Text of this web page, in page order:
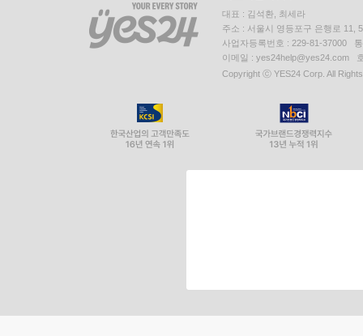
대표 : 김석환, 최세라
주소 : 서울시 영등포구 은행로 11,
사업자등록번호 : 229-81-37000
이메일 : yes24help@yes24.com
Copyright ⓒ YES24 Corp. All